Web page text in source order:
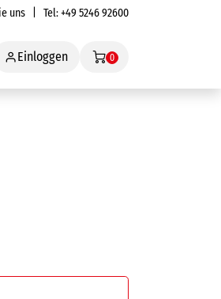
uns | Tel:+49 5246 92600
Einloggen 0